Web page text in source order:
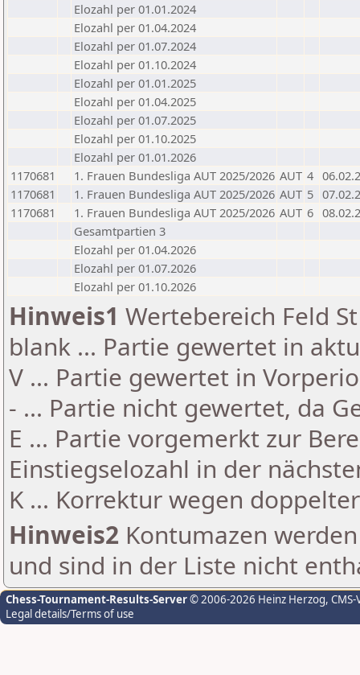
Elozahl per 01.01.2024
Elozahl per 01.04.2024
Elozahl per 01.07.2024
Elozahl per 01.10.2024
Elozahl per 01.01.2025
Elozahl per 01.04.2025
Elozahl per 01.07.2025
Elozahl per 01.10.2025
Elozahl per 01.01.2026
1170681
1. Frauen Bundesliga AUT 2025/2026 AUT 4
1170681
1. Frauen Bundesliga AUT 2025/2026 AUT 5
1170681
1. Frauen Bundesliga AUT 2025/2026 AUT 6
Gesamtpartien 3
Elozahl per 01.04.2026
Elozahl per 01.07.2026
Elozahl per 01.10.2026
Hinweis1 Wertebereich Feld
blank ... Partie gewertet in
V ... Partie gewertet in
- ... Partie nicht gewertet, da
E ... Partie vorgemerkt zur
Einstiegselozahl in der
K ... Korrektur wegen
Hinweis2 Kontumazen
und sind in der Liste nicht
Chess-Tournament-Results-Server© 2006-2026 Heinz Herzog,
Legal details/Terms of use